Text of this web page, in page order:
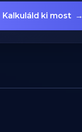
Kalkuláld ki most →